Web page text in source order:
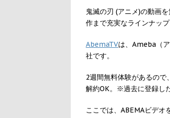
鬼滅の刃 (アニメ)の動画
作まで充実なラインナッ
AbemaTVは、Ameba（
社です。
2週間無料体験があるの
解約OK。※過去に登録し
ここでは、ABEMAビデオ